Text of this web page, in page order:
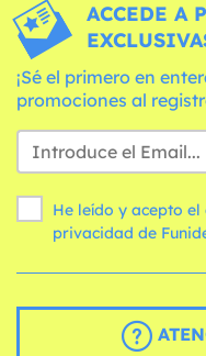
ACCEDE A
¡Sé el primero en
promociones al
He leído y acepto
privacidad de